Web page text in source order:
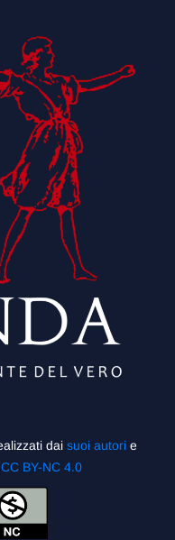
dai suoi autori e
CC BY-NC 4.0